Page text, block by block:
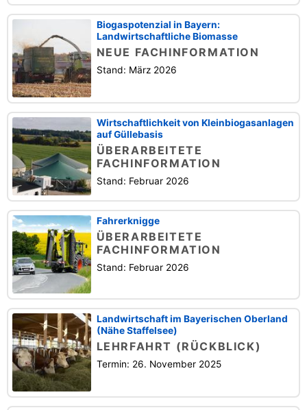
Biogaspotenzial in Bayern:
Landwirtschaftliche Biomasse
NEUE FACHINFORMATION
Stand: März 2026
Wirtschaftlichkeit von Kleinbiogasanlagen
auf Güllebasis
ÜBERARBEITETE
FACHINFORMATION
Stand: Februar 2026
Fahrerknigge
ÜBERARBEITETE
FACHINFORMATION
Stand: Februar 2026
Landwirtschaft im Bayerischen Oberland
(Nähe Staffelsee)
LEHRFAHRT (RÜCKBLICK)
Termin: 26. November 2025